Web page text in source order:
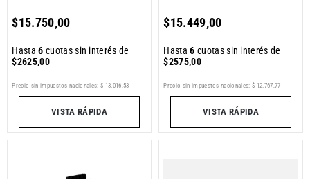
$15.750,00
Hasta6 cuotas sin interés de
$2625,00
Precio sin impuestos nacionales: $ 13.016,53
VISTA RÁPIDA
$15.449,00
Hasta6 cuotas sin interés de
$2575,00
Precio sin impuestos nacionales: $ 12.767,77
VISTA RÁPIDA